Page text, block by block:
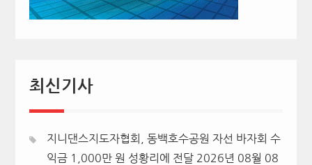
최신기사
지니댄스지도자협회, 동백호수공원 자선 바자회 수
익금 1,000만 원 성황리에 전달 2026년 08월 08